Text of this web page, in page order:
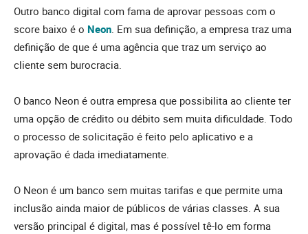
Outro banco digital com fama de aprovar pessoas com o
score baixo é o Neon. Em sua definição, a empresa traz uma
definição de que é uma agência que traz um serviço ao
cliente sem burocracia.
O banco Neon é outra empresa que possibilita ao cliente ter
uma opção de crédito ou débito sem muita dificuldade. Todo
o processo de solicitação é feito pelo aplicativo e a
aprovação é dada imediatamente.
O Neon é um banco sem muitas tarifas e que permite uma
inclusão ainda maior de públicos de várias classes. A sua
versão principal é digital, mas é possível tê-lo em forma